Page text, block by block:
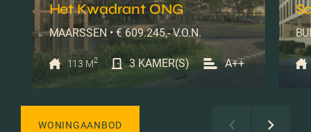
Het Kwadrant ONG
MAARSSEN • € 609.245,- V.O.N.
113 M2 3 KAMER(S) A++
WONINGAANBOD